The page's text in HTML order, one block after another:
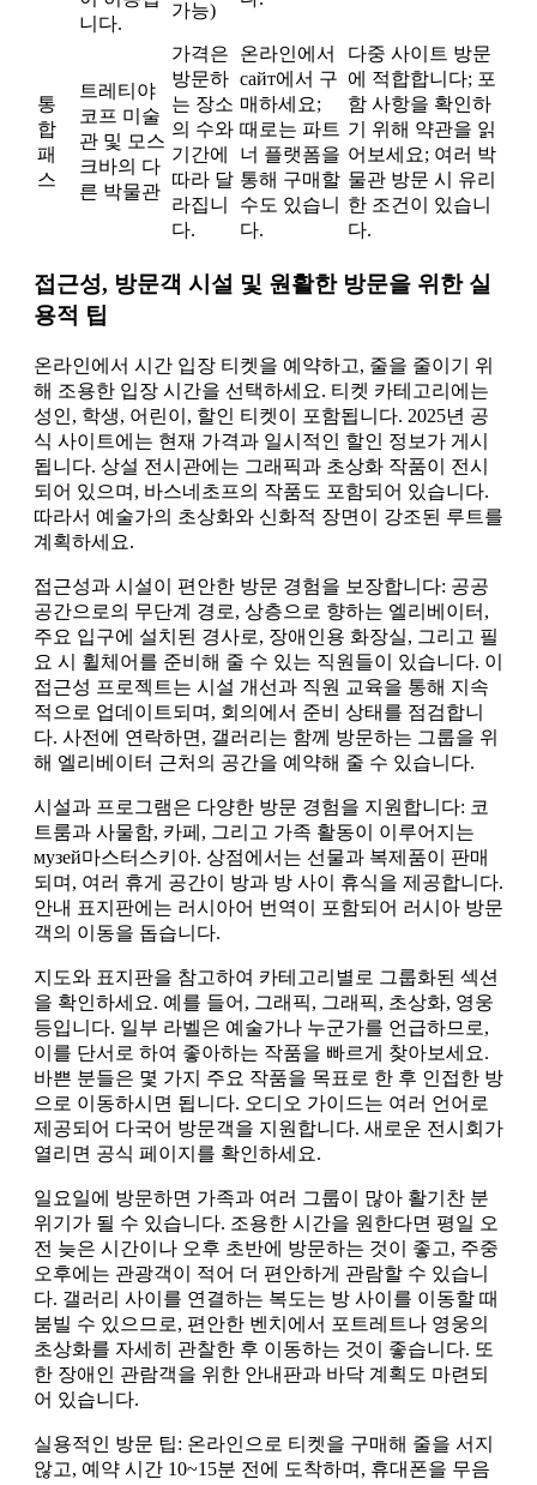
니다.
가능)
통
합
패
스
트레티야
코프 미술
관 및 모스
크바의 다
른 박물관
가격은
방문하
는 장소
의 수와
기간에
따라 달
라집니
다.
온라인에서
сайт에서 구
매하세요;
때로는 파트
너 플랫폼을
통해 구매할
수도 있습니
다.
다중 사이트 방문
에 적합합니다; 포
함 사항을 확인하
기 위해 약관을 읽
어보세요; 여러 박
물관 방문 시 유리
한 조건이 있습니
다.
접근성, 방문객 시설 및 원활한 방문을 위한 실
용적 팁
온라인에서 시간 입장 티켓을 예약하고, 줄을 줄이기 위
해 조용한 입장 시간을 선택하세요. 티켓 카테고리에는
성인, 학생, 어린이, 할인 티켓이 포함됩니다. 2025년 공
식 사이트에는 현재 가격과 일시적인 할인 정보가 게시
됩니다. 상설 전시관에는 그래픽과 초상화 작품이 전시
되어 있으며, 바스네초프의 작품도 포함되어 있습니다.
따라서 예술가의 초상화와 신화적 장면이 강조된 루트를
계획하세요.
접근성과 시설이 편안한 방문 경험을 보장합니다: 공공
공간으로의 무단계 경로, 상층으로 향하는 엘리베이터,
주요 입구에 설치된 경사로, 장애인용 화장실, 그리고 필
요 시 휠체어를 준비해 줄 수 있는 직원들이 있습니다. 이
접근성 프로젝트는 시설 개선과 직원 교육을 통해 지속
적으로 업데이트되며, 회의에서 준비 상태를 점검합니
다. 사전에 연락하면, 갤러리는 함께 방문하는 그룹을 위
해 엘리베이터 근처의 공간을 예약해 줄 수 있습니다.
시설과 프로그램은 다양한 방문 경험을 지원합니다: 코
트룸과 사물함, 카페, 그리고 가족 활동이 이루어지는
музей마스터스키아. 상점에서는 선물과 복제품이 판매
되며, 여러 휴게 공간이 방과 방 사이 휴식을 제공합니다.
안내 표지판에는 러시아어 번역이 포함되어 러시아 방문
객의 이동을 돕습니다.
지도와 표지판을 참고하여 카테고리별로 그룹화된 섹션
을 확인하세요. 예를 들어, 그래픽, 그래픽, 초상화, 영웅
등입니다. 일부 라벨은 예술가나 누군가를 언급하므로,
이를 단서로 하여 좋아하는 작품을 빠르게 찾아보세요.
바쁜 분들은 몇 가지 주요 작품을 목표로 한 후 인접한 방
으로 이동하시면 됩니다. 오디오 가이드는 여러 언어로
제공되어 다국어 방문객을 지원합니다. 새로운 전시회가
열리면 공식 페이지를 확인하세요.
일요일에 방문하면 가족과 여러 그룹이 많아 활기찬 분
위기가 될 수 있습니다. 조용한 시간을 원한다면 평일 오
전 늦은 시간이나 오후 초반에 방문하는 것이 좋고, 주중
오후에는 관광객이 적어 더 편안하게 관람할 수 있습니
다. 갤러리 사이를 연결하는 복도는 방 사이를 이동할 때
붐빌 수 있으므로, 편안한 벤치에서 포트레트나 영웅의
초상화를 자세히 관찰한 후 이동하는 것이 좋습니다. 또
한 장애인 관람객을 위한 안내판과 바닥 계획도 마련되
어 있습니다.
실용적인 방문 팁: 온라인으로 티켓을 구매해 줄을 서지
않고, 예약 시간 10~15분 전에 도착하며, 휴대폰을 무음